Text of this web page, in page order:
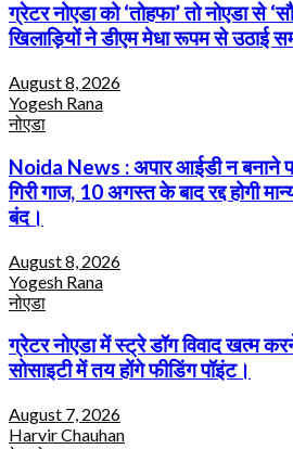
ग्रेटर नोएडा को ‘तोहफा’ तो नोएडा से
खिलाड़ियों ने डीएम मेधा रूपम से उठाई
August 8, 2026
Yogesh Rana
नोएडा
Noida News : अपार आईडी न बनाने
गिरी गाज, 10 अगस्त के बाद रद्द होगी
बंद।
August 8, 2026
Yogesh Rana
नोएडा
ग्रेटर नोएडा में स्ट्रे डॉग विवाद खत्म
सोसाइटी में तय होंगे फीडिंग पॉइंट।
August 7, 2026
Harvir Chauhan